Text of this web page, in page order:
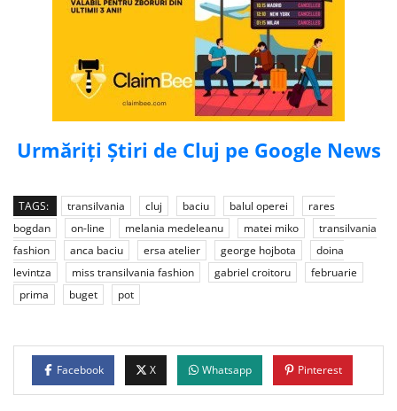
Urmăriți Știri de Cluj pe Google News
TAGS: transilvania cluj baciu balul operei
rares
bogdan
on-line melania medeleanu matei miko
transilvania
fashion
anca baciu ersa atelier george hojbota
doina
levintza
miss transilvania fashion gabriel croitoru
februarie
prima
buget pot
Facebook X Whatsapp Pinterest